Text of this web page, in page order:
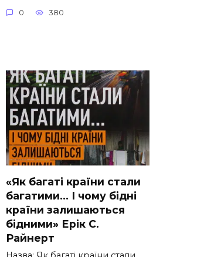
0 380
«Як багаті країни стали
багатими… І чому бідні
країни залишаються
бідними» Ерік С.
Райнерт